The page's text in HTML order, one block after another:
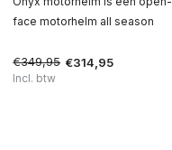
face motorhelm all season
€349,95 €314,95
Incl. btw